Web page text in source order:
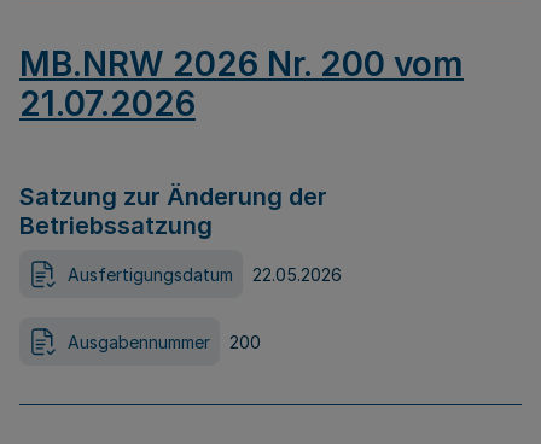
MB.NRW 2026 Nr. 200 vom
21.07.2026
Satzung zur Änderung der
Betriebssatzung
Ausfertigungsdatum 22.05.2026
Ausgabennummer 200